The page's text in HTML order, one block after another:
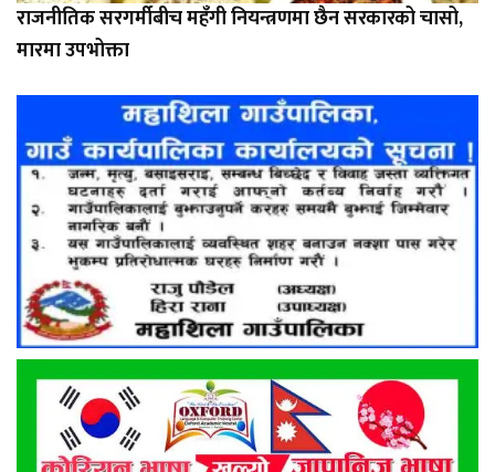
राजनीतिक सरगर्मीबीच महँगी नियन्त्रणमा छैन सरकारको चासो,
मारमा उपभोक्ता